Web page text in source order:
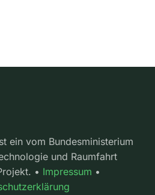
ein vom Bundesministerium
und Raumfahrt
• Impressum •